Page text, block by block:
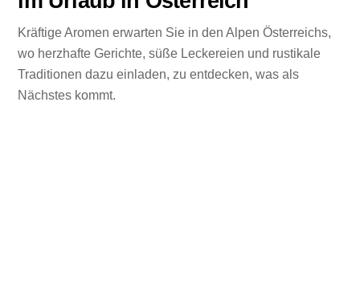
Kräftige Aromen erwarten Sie in den Alpen Österreichs,
wo herzhafte Gerichte, süße Leckereien und rustikale
Traditionen dazu einladen, zu entdecken, was als
Nächstes kommt.